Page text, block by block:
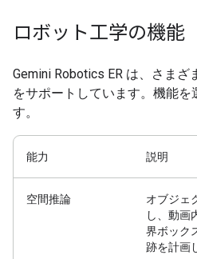
ロボット工学の機能
Gemini Robotics ER は、さま
をサポートしています。機能を
す。
能力 説明
空間推論
オブジェ
し、動画
界ボック
跡を計画